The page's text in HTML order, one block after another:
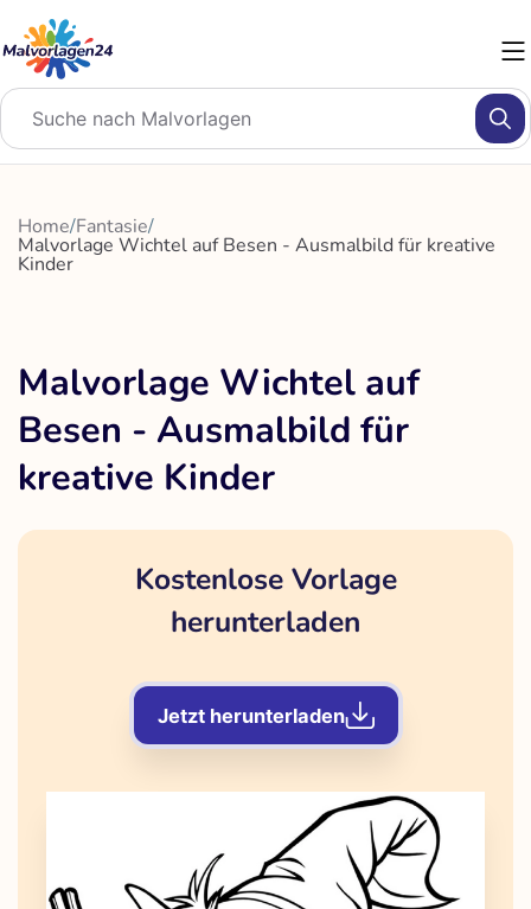
Inhalt
springen
Home/Fantasie/
Malvorlage Wichtel auf Besen - Ausmalbild für kreative
Kinder
Malvorlage Wichtel auf
Besen - Ausmalbild für
kreative Kinder
Kostenlose Vorlage
herunterladen
Jetzt herunterladen